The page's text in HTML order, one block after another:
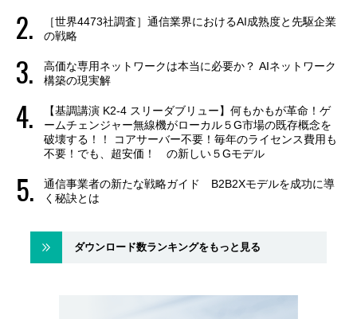
［世界4473社調査］通信業界におけるAI成熟度と先駆企業
の戦略
高価な専用ネットワークは本当に必要か？ AIネットワーク
構築の現実解
【基調講演 K2-4 スリーダブリュー】何もかもが革命！ゲ
ームチェンジャー無線機がローカル５G市場の既存概念を
破壊する！！ コアサーバー不要！毎年のライセンス費用も
不要！でも、超安価！ の新しい５Gモデル
通信事業者の新たな戦略ガイド B2B2Xモデルを成功に導
く秘訣とは
ダウンロード数ランキングをもっと見る